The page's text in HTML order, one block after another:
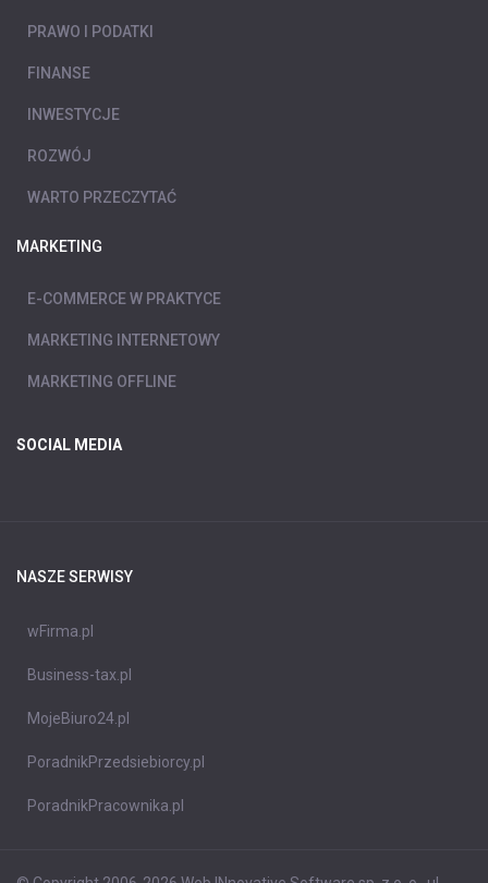
PRAWO I PODATKI
FINANSE
INWESTYCJE
ROZWÓJ
WARTO PRZECZYTAĆ
MARKETING
E-COMMERCE W PRAKTYCE
MARKETING INTERNETOWY
MARKETING OFFLINE
SOCIAL MEDIA
NASZE SERWISY
wFirma.pl
Business-tax.pl
MojeBiuro24.pl
PoradnikPrzedsiebiorcy.pl
PoradnikPracownika.pl